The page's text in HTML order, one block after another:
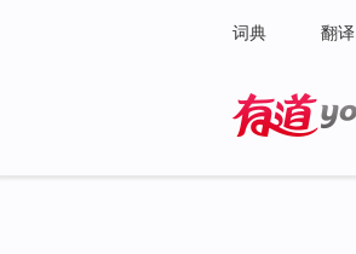
词典 翻译